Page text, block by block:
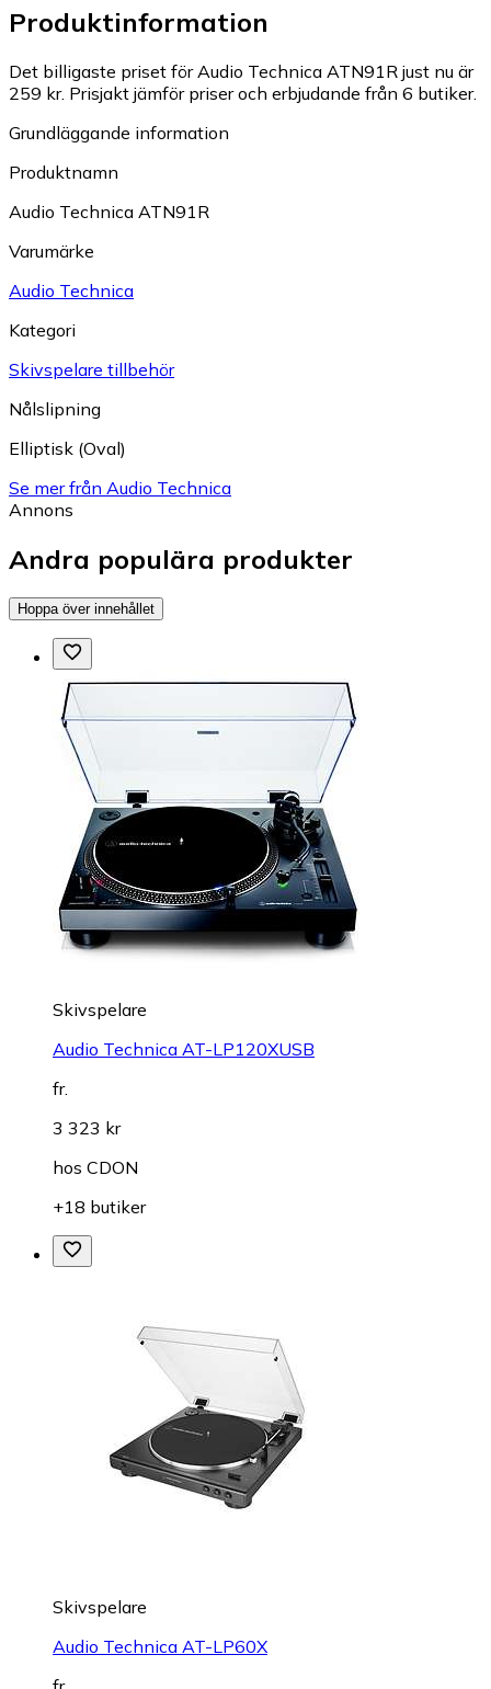
Produktinformation
Det billigaste priset för Audio Technica ATN91R just nu är
259 kr. Prisjakt jämför priser och erbjudande från 6 butiker.
Grundläggande information
Produktnamn
Audio Technica ATN91R
Varumärke
Audio Technica
Kategori
Skivspelare tillbehör
Nålslipning
Elliptisk (Oval)
Se mer från Audio Technica
Annons
Andra populära produkter
Hoppa över innehållet
Skivspelare
Audio Technica AT-LP120XUSB
fr.
3 323 kr
hos CDON
+18 butiker
Skivspelare
Audio Technica AT-LP60X